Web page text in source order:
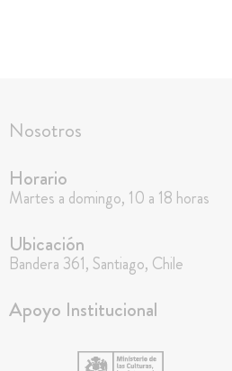
Nosotros
Horario
Martes a domingo, 10 a 18 horas
Ubicación
Bandera 361, Santiago, Chile
Apoyo Institucional